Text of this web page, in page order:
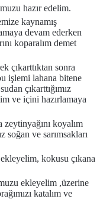
hazır edelim.
kaynamış
devam ederken
koparalım demet
çıkarttıktan sonra
işlemi lahana bitene
çıkarttığımız
ve içini hazırlamaya
koyalım
soğan ve sarımsakları
kokusu çıkana
ekleyelim ,üzerine
katalım ve